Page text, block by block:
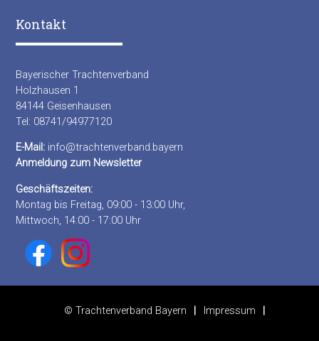
Kontakt
Bayerischer Trachtenverband
Holzhausen 1
84144 Geisenhausen
Tel: 08741/94977120
E-Mail: info@trachtenverband.bayern
Anmeldung zum Newsletter
Geschäftszeiten:
Montag bis Freitag, 09:00 - 13:00 Uhr,
Mittwoch, 14:00 - 17:00 Uhr
© Trachtenverband Bayern Impressum